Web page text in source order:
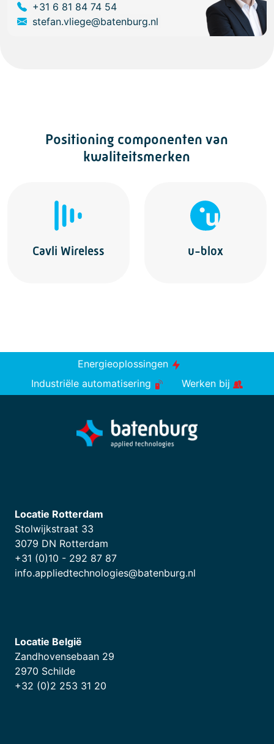
+31 6 81 84 74 54
stefan.vliege@batenburg.nl
Positioning componenten van
kwaliteitsmerken
Cavli Wireless u-blox
Energieoplossingen
Industriële automatisering
Werken bij
Locatie Rotterdam
Stolwijkstraat 33
3079 DN Rotterdam
+31 (0)10 - 292 87 87
info.appliedtechnologies@batenburg.nl
Locatie België
Zandhovensebaan 29
2970 Schilde
+32 (0)2 253 31 20